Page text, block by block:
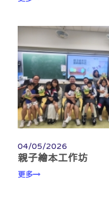
04/05/2026
親子繪本工作坊
更多